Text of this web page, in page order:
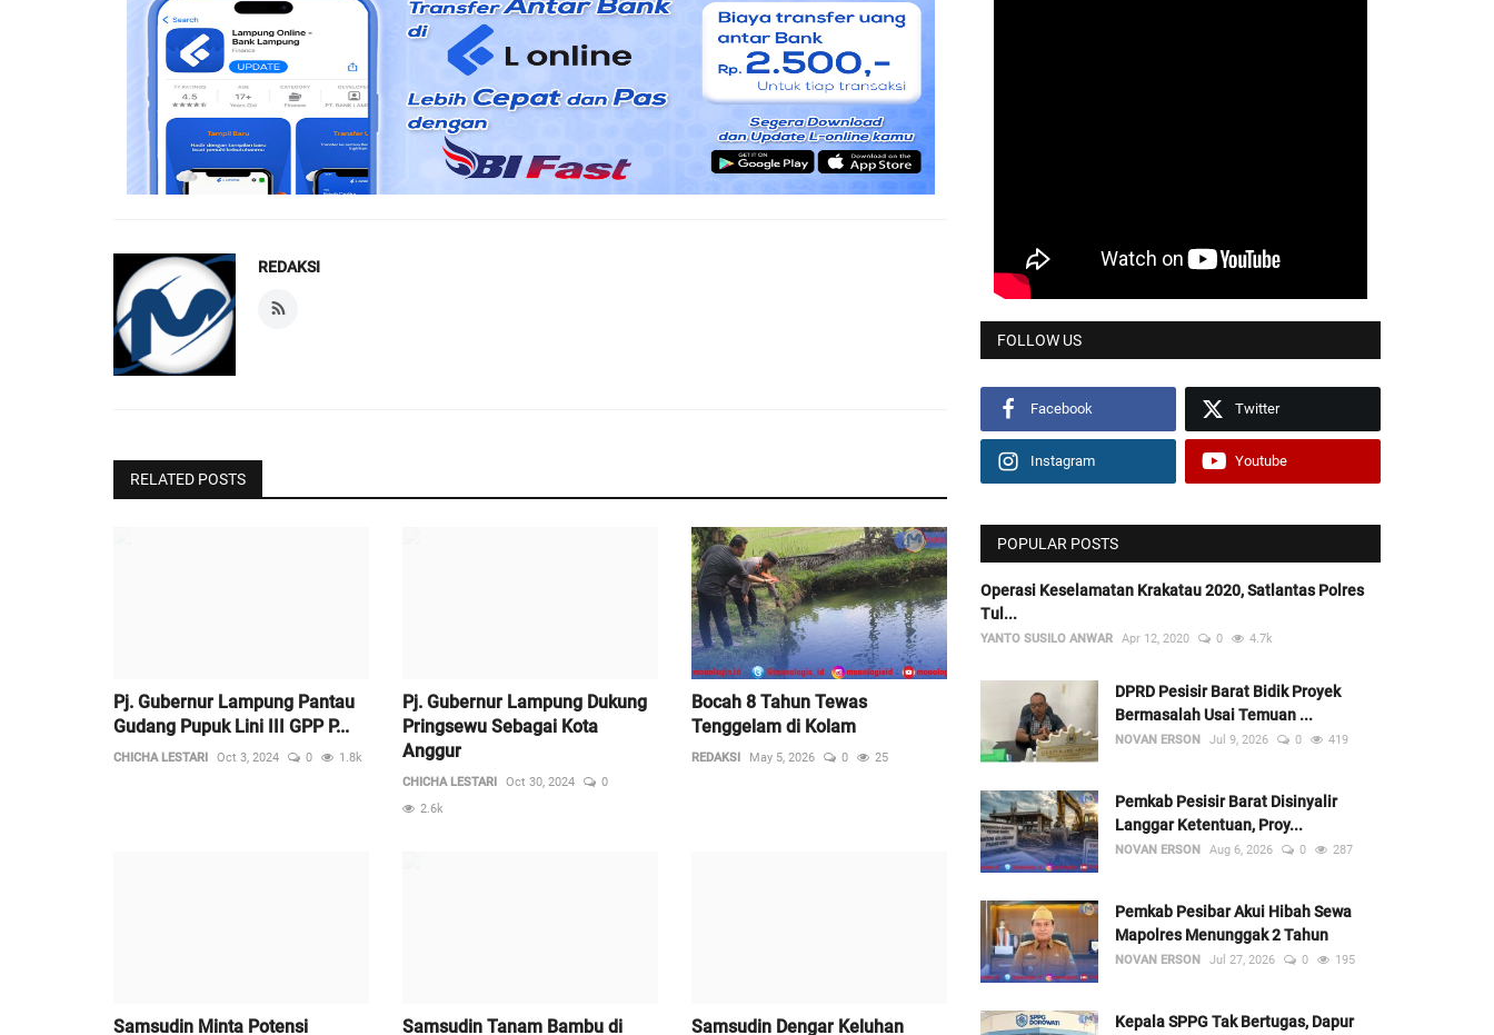
REDAKSI
RELATED POSTS
Pj. Gubernur Lampung Pantau
Gudang Pupuk Lini III GPP P...
CHICHA LESTARI Oct 3, 2024 0 1.8k
Pj. Gubernur Lampung Dukung
Pringsewu Sebagai Kota
Anggur
CHICHA LESTARI Oct 30, 2024
0
2.6k
Bocah 8 Tahun Tewas
Tenggelam di Kolam
REDAKSI May 5, 2026 0 25
Samsudin Minta Potensi Samsudin Tanam Bambu di Samsudin Dengar Keluhan
FOLLOW US
Facebook Twitter
Instagram Youtube
POPULAR POSTS
Operasi Keselamatan Krakatau 2020, Satlantas Polres
Tul...
YANTO SUSILO ANWAR Apr 12, 2020 0 4.7k
DPRD Pesisir Barat Bidik Proyek
Bermasalah Usai Temuan ...
NOVAN ERSON Jul 9, 2026 0 419
Pemkab Pesisir Barat Disinyalir
Langgar Ketentuan, Proy...
NOVAN ERSON Aug 6, 2026 0 287
Pemkab Pesibar Akui Hibah Sewa
Mapolres Menunggak 2 Tahun
NOVAN ERSON Jul 27, 2026 0 195
Kepala SPPG Tak Bertugas, Dapur